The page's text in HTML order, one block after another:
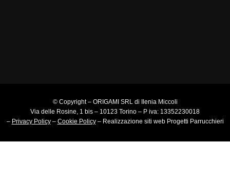
© Copyright – ORIGAMI SRL di Ilenia Miccoli
Via delle Rosine, 1 bis – 10123 Torino – P iva: 13352230018
– Privacy Policy– Cookie Policy– Realizzazione siti webProgetti Parrucchieri